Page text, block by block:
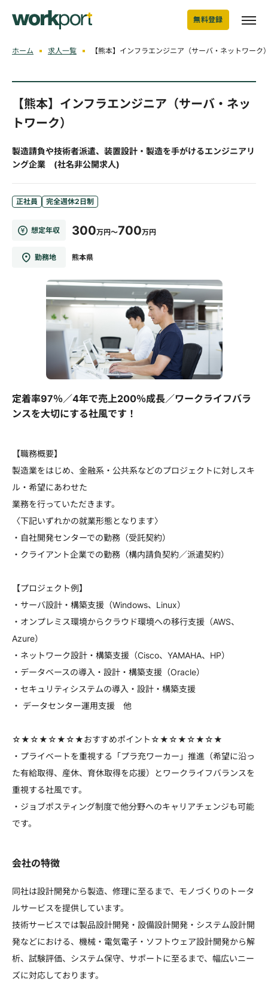
無料登録
ホーム 求人一覧 【熊本】インフラエンジニア（サーバ・ネットワー
【熊本】インフラエンジニア（サーバ・ネッ
トワーク）
製造請負や技術者派遣、装置設計・製造を手がけるエンジニアリ
ング企業 (社名非公開求人)
正社員 完全週休2日制
想定年収 300万円～700万円
勤務地 熊本県
定着率97％／4年で売上200％成長／ワークライフバラ
ンスを大切にする社風です！
【職務概要】
製造業をはじめ、金融系・公共系などのプロジェクトに対しスキ
ル・希望にあわせた
業務を行っていただきます。
〈下記いずれかの就業形態となります〉
・自社開発センターでの勤務（受託契約）
・クライアント企業での勤務（構内請負契約／派遣契約）
【プロジェクト例】
・サーバ設計・構築支援（Windows、Linux）
・オンプレミス環境からクラウド環境への移行支援（AWS、
Azure）
・ネットワーク設計・構築支援（Cisco、YAMAHA、HP）
・データベースの導入・設計・構築支援（Oracle）
・セキュリティシステムの導入・設計・構築支援
・ データセンター運用支援 他
☆★☆★☆★☆★おすすめポイント☆★☆★☆★☆★
・プライベートを重視する「プラ充ワーカー」推進（希望に沿っ
た有給取得、産休、育休取得を応援）とワークライフバランスを
重視する社風です。
・ジョブポスティング制度で他分野へのキャリアチェンジも可能
です。
会社の特徴
同社は設計開発から製造、修理に至るまで、モノづくりのトータ
ルサービスを提供しています。
技術サービスでは製品設計開発・設備設計開発・システム設計開
発などにおける、機械・電気電子・ソフトウェア設計開発から解
析、試験評価、システム保守、サポートに至るまで、幅広いニー
ズに対応しております。